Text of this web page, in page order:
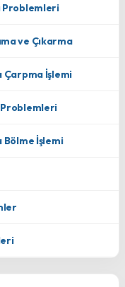
Problemleri
ve Çıkarma
Çarpma İşlemi
Problemleri
Bölme İşlemi